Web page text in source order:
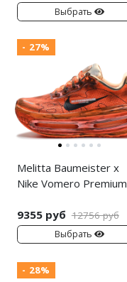
Выбрать
- 27%
Melitta Baumeister x
Nike Vomero Premium
9355 руб 12756 руб
Выбрать
- 28%